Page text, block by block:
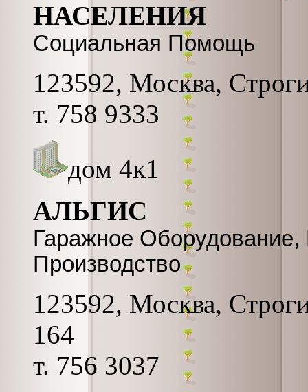
НАСЕЛЕНИЯ
Социальная Помощь
123592, Москва,
т. 758 9333
дом 4к1
АЛЬГИС
Гаражное
Производство
123592, Москва,
164
т. 756 3037